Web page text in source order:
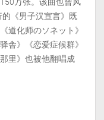
万张。该曲也曾风
《男子汉宣言》既
道化师のソネット》
舎》《恋爱症候群》
里》也被他翻唱成